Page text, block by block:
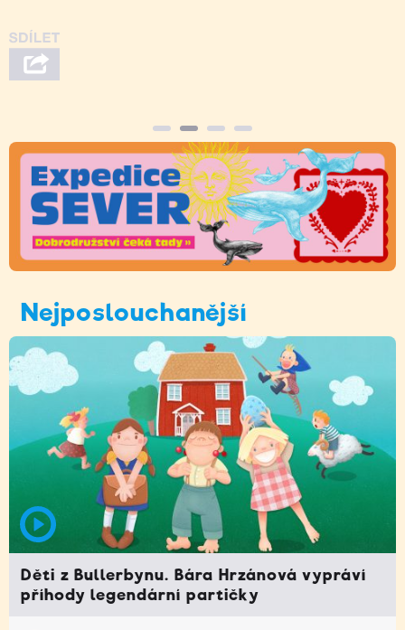
Nejposlouchanější
Děti z Bullerbynu. Bára Hrzánová vypráví
příhody legendární partičky